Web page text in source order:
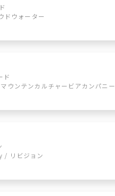
ウォーター
ド
ンテンカルチャービアカンパニー
/ リビジョン